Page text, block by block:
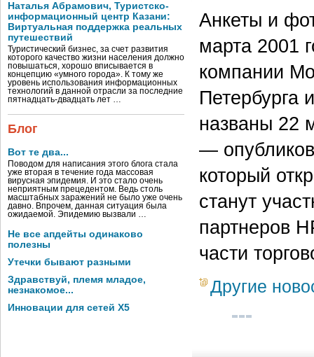
Наталья Абрамович, Туристско-
информационный центр Казани:
Виртуальная поддержка реальных
путешествий
Туристический бизнес, за счет развития
которого качество жизни населения должно
повышаться, хорошо вписывается в
концепцию «умного города». К тому же
уровень использования информационных
технологий в данной отрасли за последние
пятнадцать-двадцать лет …
Блог
Вот те два...
Поводом для написания этого блога стала
уже вторая в течение года массовая
вирусная эпидемия. И это стало очень
неприятным прецедентом. Ведь столь
масштабных заражений не было уже очень
давно. Впрочем, данная ситуация была
ожидаемой. Эпидемию вызвали …
Не все апдейты одинаково
полезны
Утечки бывают разными
Здравствуй, племя младое,
незнакомое...
Инновации для сетей X5
Анкеты и
марта 2001
компании
Петербурга
названы 22
—
который
станут
партнеров
части
Другие